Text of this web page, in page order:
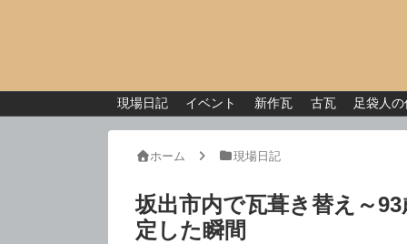
現場日記 イベント 新作瓦 古瓦 足袋人
ホーム 現場日記
坂出市内で瓦葺き替え～
定した瞬間